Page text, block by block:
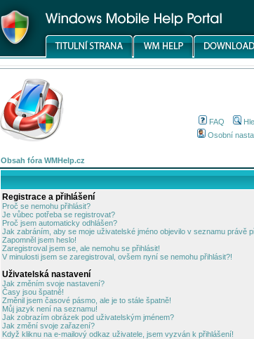
FAQ
Osobní
Obsah fóra WMHelp.cz
Registrace a přihlášení
Proč se nemohu přihlásit?
Je vůbec potřeba se registrovat?
Proč jsem automaticky odhlášen?
Jak zabráním, aby se moje uživatelské jméno objevilo v seznamu právě
Zapomněl jsem heslo!
Zaregistroval jsem se, ale nemohu se přihlásit!
V minulosti jsem se zaregistroval, ovšem nyní se nemohu přihlásit?!
Uživatelská nastavení
Jak změním svoje nastavení?
Časy jsou špatně!
Změnil jsem časové pásmo, ale je to stále špatně!
Můj jazyk není na seznamu!
Jak zobrazím obrázek pod uživatelským jménem?
Jak změní svoje zařazení?
Když kliknu na e-mailový odkaz uživatele, jsem vyzván k přihlášení!